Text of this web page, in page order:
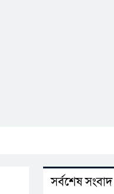
সর্বশেষ সংবাদ